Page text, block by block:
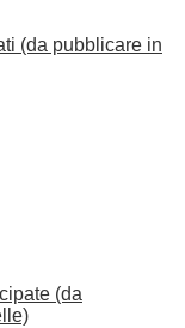
(da pubblicare in
(da